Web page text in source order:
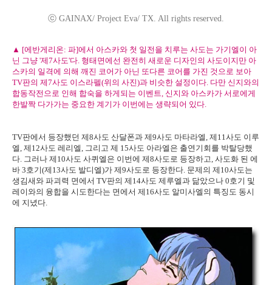
ⓒ GAINAX/ Project Eva/ TX. All rights reserved.
▲ [에반게리온: 파]에서 아스카와 첫 일전을 치루는 사도는 가기엘이 아
닌 그냥 '제7사도'다. 형태면에선 완전히 새로운 디자인의 사도이지만 아
스카의 일격에 의해 깨진 코어가 아닌 또다른 코어를 가진 것으로 보아
TV판의 제7사도 이스라펠(위의 사진)과 비슷한 설정이다. 다만 신지와의
합동작전으로 인해 합숙을 하게되는 이벤트, 신지와 아스카가 서로에게
한발짝 다가가는 중요한 계기가 이번에는 생략되어 있다.
TV판에서 등장했던 제8사도 산달폰과 제9사도 마타라엘, 제11사도 이루
엘, 제12사도 레리엘, 그리고 제 15사도 아라엘은 출연기회를 박탈당했
다. 그러나 제10사도 사퀴엘은 이번에 제8사도로 등장하고, 사도화 된 에
바 3호기(제13사도 발디엘)가 제9사도로 등장한다. 문제의 제10사도는
생김새와 파괴력 면에서 TV판의 제14사도 제루엘과 닮았으나 0호기 및
레이와의 융합을 시도한다는 면에서 제16사도 알미사엘의 특징도 동시
에 지녔다.